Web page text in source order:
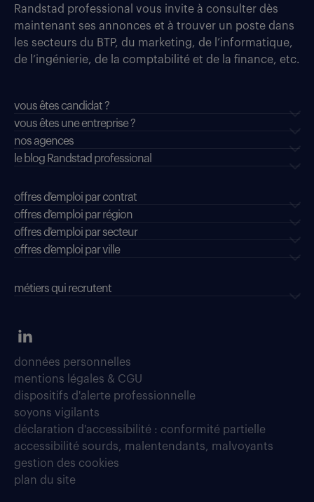
Randstad professional vous invite à consulter dès
maintenant ses annonces et à trouver un poste dans
les secteurs du BTP, du marketing, de l’informatique,
de l’ingénierie, de la comptabilité et de la finance, etc.
vous êtes candidat ?
vous êtes une entreprise ?
nos agences
le blog Randstad professional
offres d'emploi par contrat
offres d'emploi par région
offres d'emploi par secteur
offres d’emploi par ville
métiers qui recrutent
données personnelles
mentions légales & CGU
dispositifs d'alerte professionnelle
soyons vigilants
déclaration d'accessibilité : conformité partielle
accessibilité sourds, malentendants, malvoyants
gestion des cookies
plan du site